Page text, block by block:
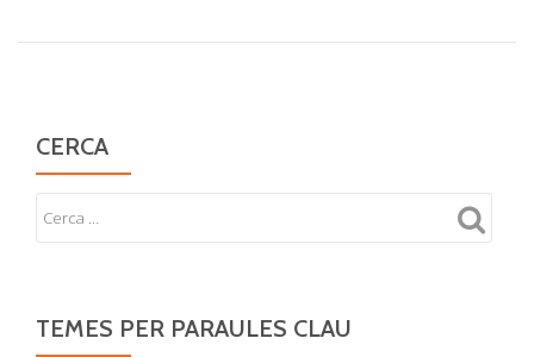
Terri,
voltant
de
CERCA
TEMES PER PARAULES CLAU